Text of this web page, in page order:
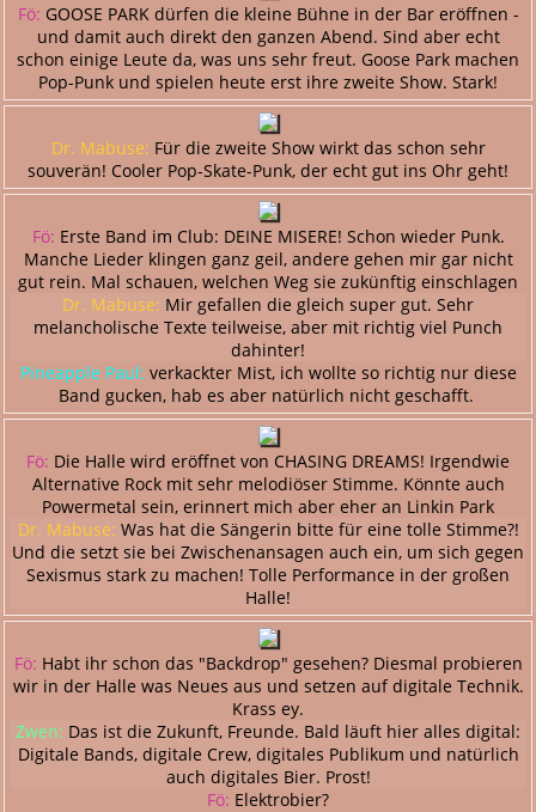
Fö: GOOSE PARK dürfen die kleine Bühne in der Bar eröffnen -
und damit auch direkt den ganzen Abend. Sind aber echt
schon einige Leute da, was uns sehr freut. Goose Park machen
Pop-Punk und spielen heute erst ihre zweite Show. Stark!
Dr. Mabuse: Für die zweite Show wirkt das schon sehr
souverän! Cooler Pop-Skate-Punk, der echt gut ins Ohr geht!
Fö: Erste Band im Club: DEINE MISERE! Schon wieder Punk.
Manche Lieder klingen ganz geil, andere gehen mir gar nicht
gut rein. Mal schauen, welchen Weg sie zukünftig einschlagen
Dr. Mabuse: Mir gefallen die gleich super gut. Sehr
melancholische Texte teilweise, aber mit richtig viel Punch
dahinter!
Pineapple Paul: verkackter Mist, ich wollte so richtig nur diese
Band gucken, hab es aber natürlich nicht geschafft.
Fö: Die Halle wird eröffnet von CHASING DREAMS! Irgendwie
Alternative Rock mit sehr melodiöser Stimme. Könnte auch
Powermetal sein, erinnert mich aber eher an Linkin Park
Dr. Mabuse: Was hat die Sängerin bitte für eine tolle Stimme?!
Und die setzt sie bei Zwischenansagen auch ein, um sich gegen
Sexismus stark zu machen! Tolle Performance in der großen
Halle!
Fö: Habt ihr schon das "Backdrop" gesehen? Diesmal probieren
wir in der Halle was Neues aus und setzen auf digitale Technik.
Krass ey.
Zwen: Das ist die Zukunft, Freunde. Bald läuft hier alles digital:
Digitale Bands, digitale Crew, digitales Publikum und natürlich
auch digitales Bier. Prost!
Fö: Elektrobier?